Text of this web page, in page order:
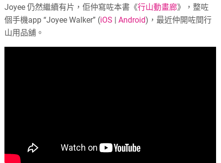
Joyee 仍然繼續有片，佢仲寫咗本書《行山動畫廊》，整咗
個手機app “Joyee Walker” (iOS |Android)，最近仲開咗間行
山用品舖。